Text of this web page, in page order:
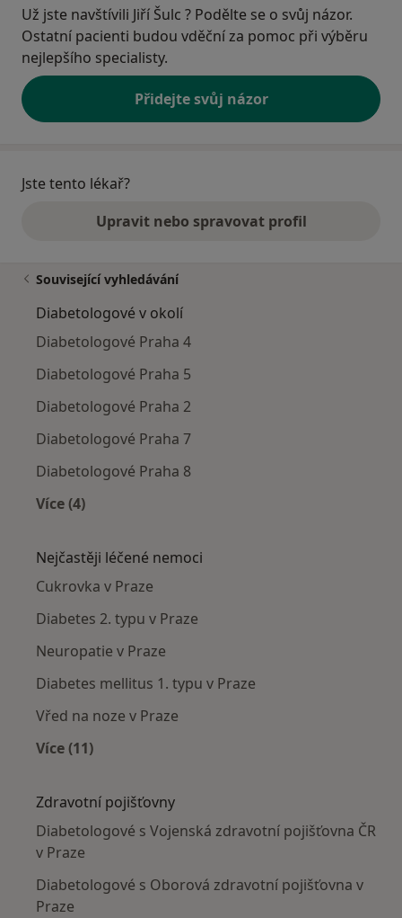
Už jste navštívili Jiří Šulc ? Podělte se o svůj názor.
Ostatní pacienti budou vděční za pomoc při výběru
nejlepšího specialisty.
Přidejte svůj názor
Jste tento lékař?
Upravit nebo spravovat profil
Související vyhledávání
Diabetologové v okolí
Diabetologové Praha 4
Diabetologové Praha 5
Diabetologové Praha 2
Diabetologové Praha 7
Diabetologové Praha 8
Více (4)
Nejčastěji léčené nemoci
Cukrovka v Praze
Diabetes 2. typu v Praze
Neuropatie v Praze
Diabetes mellitus 1. typu v Praze
Vřed na noze v Praze
Více (11)
Zdravotní pojišťovny
Diabetologové s Vojenská zdravotní pojišťovna ČR
v Praze
Diabetologové s Oborová zdravotní pojišťovna v
Praze